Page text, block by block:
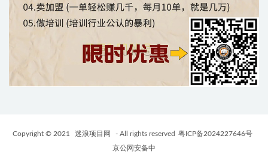
Copyright © 2021 迷浪项目网 - All rights reserved 粤ICP备2024227646号
京公网安备中